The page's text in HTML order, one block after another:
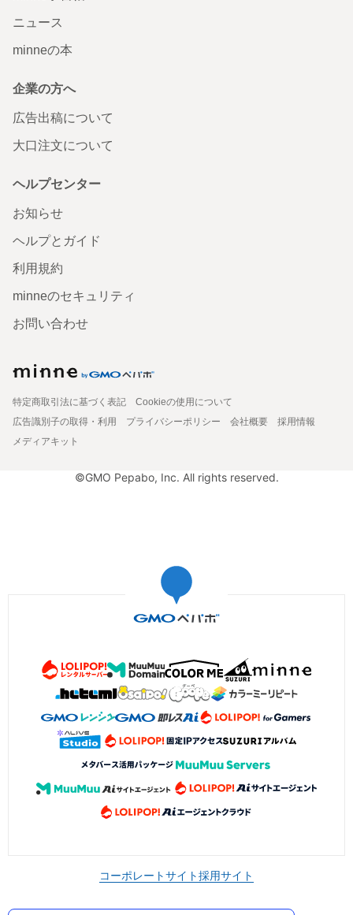
ニュース
minneの本
企業の方へ
広告出稿について
大口注文について
ヘルプセンター
お知らせ
ヘルプとガイド
利用規約
minneのセキュリティ
お問い合わせ
特定商取引法に基づく表記
Cookieの使用について
広告識別子の取得・利用
プライバシーポリシー 会社概要
採用情報
メディアキット
©GMO Pepabo, Inc. All rights reserved.
コーポレートサイト採用サイト